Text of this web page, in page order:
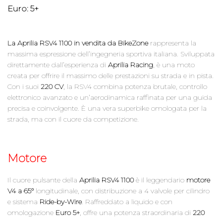
Euro: 5+
La Aprilia RSV4 1100 in vendita da BikeZonerappresenta la
massima espressione dell’ingegneria sportiva italiana. Sviluppata
direttamente dall’esperienza di Aprilia Racing, è una moto
creata per offrire il massimo delle prestazioni su strada e in pista.
Con i suoi 220 CV, la RSV4 combina potenza brutale, controllo
elettronico avanzato e un’aerodinamica raffinata per una guida
precisa e coinvolgente. È una vera superbike omologata per la
strada, ma con il cuore da competizione.
Motore
Il cuore pulsante della Aprilia RSV4 1100è il leggendario motore
V4 a 65°longitudinale, con distribuzione a 4 valvole per cilindro
e sistema Ride-by-Wire. Raffreddato a liquido e con
omologazione Euro 5+, offre una potenza straordinaria di 220